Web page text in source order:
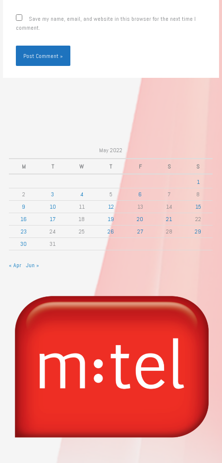
Save my name, email, and website in this browser for the next time I
comment.
May 2022
M T W T F S S
1
2
3 4 5 6 7
8
9
10 11 12 13 14
15
16
17 18 19 20 21
22
23
24 25 26 27 28
29
30
31
« Apr Jun »